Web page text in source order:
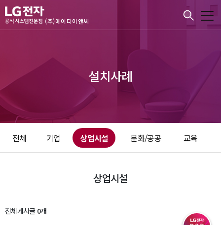
본문바로가기
(주)에이디이앤씨
설치사례
전체 기업 상업시설 문화/공공 교육
상업시설
전체게시글 0개